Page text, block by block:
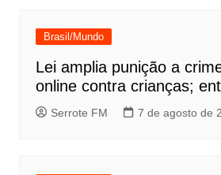
Brasil/Mundo
Lei amplia punição a
online contra crianças;
Serrote FM 7 de agosto de